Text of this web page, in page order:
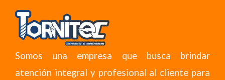
Somos una empresa que busca brindar
atención integral y profesional al cliente para